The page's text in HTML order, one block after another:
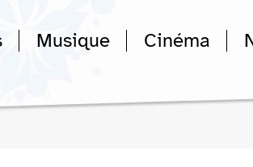
Musique Cinéma